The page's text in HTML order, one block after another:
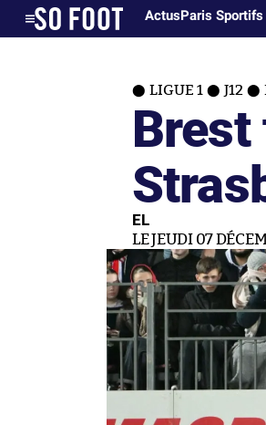
ActusParis Sportifs
LIGUE 1 J12
EL
LE JEUDI 07